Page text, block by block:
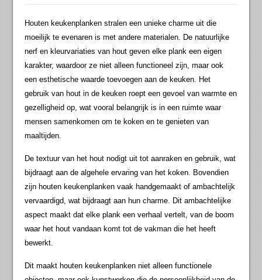
Houten keukenplanken stralen een unieke charme uit die
moeilijk te evenaren is met andere materialen. De natuurlijke
nerf en kleurvariaties van hout geven elke plank een eigen
karakter, waardoor ze niet alleen functioneel zijn, maar ook
een esthetische waarde toevoegen aan de keuken. Het
gebruik van hout in de keuken roept een gevoel van warmte en
gezelligheid op, wat vooral belangrijk is in een ruimte waar
mensen samenkomen om te koken en te genieten van
maaltijden.
De textuur van het hout nodigt uit tot aanraken en gebruik, wat
bijdraagt aan de algehele ervaring van het koken. Bovendien
zijn houten keukenplanken vaak handgemaakt of ambachtelijk
vervaardigd, wat bijdraagt aan hun charme. Dit ambachtelijke
aspect maakt dat elke plank een verhaal vertelt, van de boom
waar het hout vandaan komt tot de vakman die het heeft
bewerkt.
Dit maakt houten keukenplanken niet alleen functionele